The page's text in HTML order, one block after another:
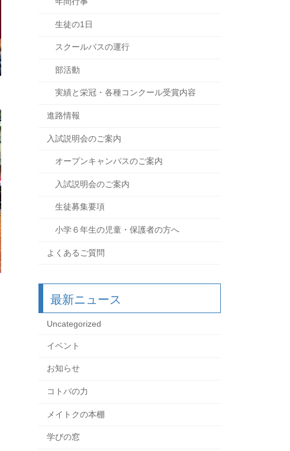
生徒の1日
スクールバスの運行
部活動
実績と栄冠・各種コンクール受賞内容
進路情報
入試説明会のご案内
オープンキャンパスのご案内
入試説明会のご案内
生徒募集要項
小学６年生の児童・保護者の方へ
よくあるご質問
最新ニュース
Uncategorized
イベント
お知らせ
コトバの力
メイトクの本棚
学びの窓